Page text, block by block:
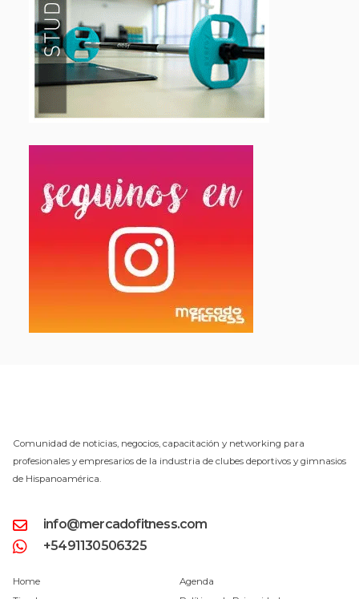
Comunidad de noticias, negocios, capacitación y networking para
profesionales y empresarios de la industria de clubes deportivos y gimnasios
de Hispanoamérica.
info@mercadofitness.com
+5491130506325
Home
Agenda